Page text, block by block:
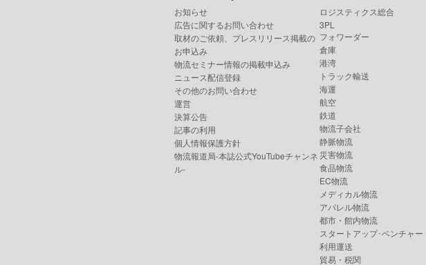
お知らせ
広告に関するお問い合わせ
取材のご依頼、プレスリリース掲載の
お申込み
物流セミナー情報の掲載申込み
ニュース配信登録
その他のお問い合わせ
運営
決算公告
記事の利用
個人情報保護方針
物流報道局-本誌公式YouTubeチャンネ
ル-
ロジスティクス総合
3PL
フォワーダー
倉庫
港湾
トラック輸送
海運
航空
鉄道
物流子会社
静脈物流
災害物流
食品物流
EC物流
メディカル物流
アパレル物流
都市・館内物流
スタートアップ･ベンチャー
利用運送
貿易・税関